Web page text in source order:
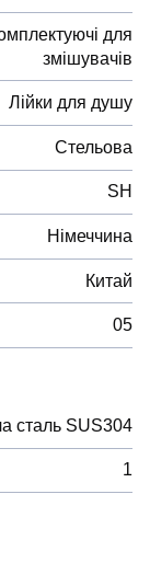
для
змішувачів
Лійки для душу
Стельова
SH
Німеччина
Китай
05
сталь SUS304
1